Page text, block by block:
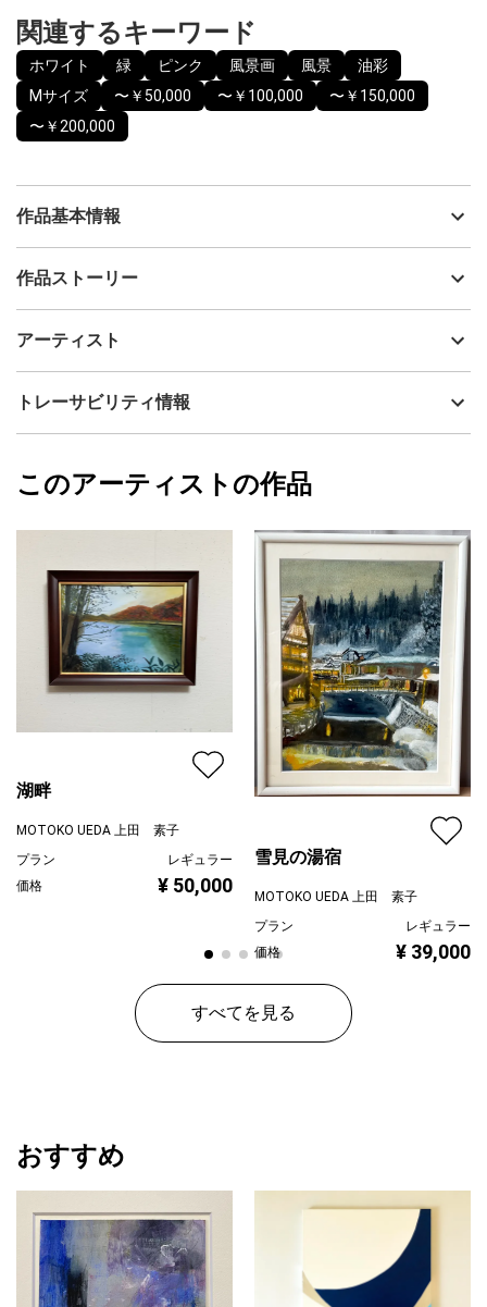
関連するキーワード
ホワイト 緑 ピンク 風景画 風景
油彩
Mサイズ
〜￥50,000 〜￥100,000
〜￥150,000
〜￥200,000
作品基本情報
出品者
制作年
技法
油彩
カラー
ホワイト
ピンク
配送目安
二週間以内
作品ストーリー
出す風景を描きました。
アーティスト
MOTOKO UEDA 上田 素子
フォローする
トレーサビリティ情報
MOTOKO UEDA 上田 素子
このアーティストの作品
湖畔
MOTOKO UEDA 上田 素子
プラン
レギュラー
価格
¥ 50,000
雪見の湯宿
MOTOKO UEDA 上田 素子
プラン
レギュラー
価格
¥ 39,000
すべてを見る
おすすめ